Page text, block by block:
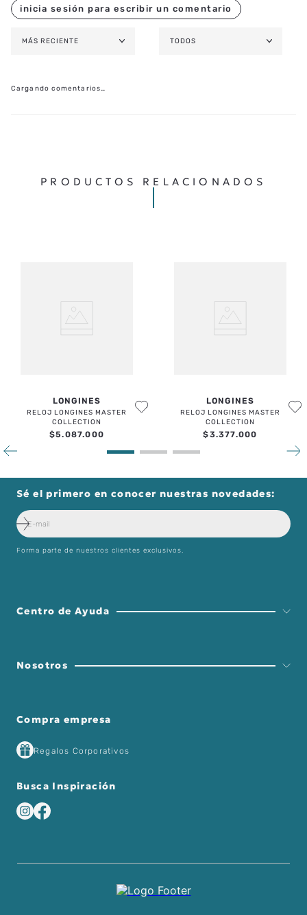
MÁS RECIENTE TODOS
Cargando comentarios…
PRODUCTOS RELACIONADOS
LONGINES
RELOJ LONGINES MASTER
COLLECTION
$5.087.000
LONGINES
RELOJ LONGINES MASTER
COLLECTION
$3.377.000
Sé el primero en conocer nuestras novedades:
Forma parte de nuestros clientes exclusivos.
Centro de Ayuda
Nosotros
Compra empresa
Regalos Corporativos
Busca Inspiración